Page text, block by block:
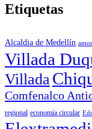
Etiquetas
Alcaldia de Medellín amor
Villada
Villada
Comfenalco
regional economía circular